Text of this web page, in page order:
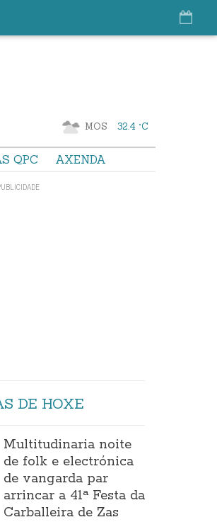
MOS 32.4 °C
QPC AXENDA
DE HOXE
Multitudinaria noite
de folk e electrónica
de vangarda par
arrincar a 41ª Festa da
Carballeira de Zas